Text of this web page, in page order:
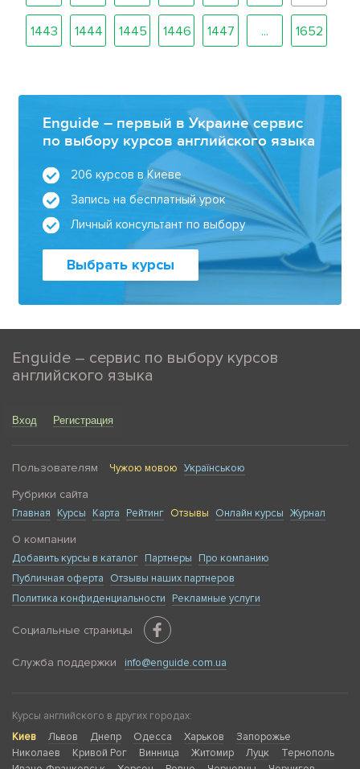
1443 1444 1445 1446 1447 ... 1652
Enguide – первый в Украине сервис
по выбору курсов английского языка
206 курсов в Киеве
Запись на бесплатный урок
Личный консультант по выбору
Выбрать курсы
Enguide – сервис по выбору курсов
английского языка
Вход Регистрация
Пользователям Чужою мовою Українською
Рубрики сайта
Главная Курсы Карта Рейтинг Отзывы Онлайн курсы Журнал
О компании
Добавить курсы в каталог Партнеры
Про компанию
Публичная оферта
Отзывы наших партнеров
Политика конфиденциальности
Рекламные услуги
Социальные страницы
Служба поддержки info@enguide.com.ua
Курсы английского в других городах:
Киев
Львов Днепр Одесса Харьков
Запорожье
Николаев
Кривой Рог Винница Житомир Луцк
Тернополь